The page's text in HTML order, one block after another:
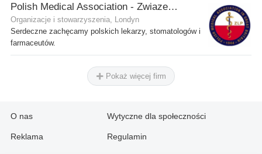
Polish Medical Association - Zwiazek Lekarzy Polskich w Wielkiej Brytanii
Organizacje i stowarzyszenia, Londyn
Serdeczne zachęcamy polskich lekarzy, stomatologów i
farmaceutów.
Pokaż więcej firm
O nas
Reklama
Wytyczne dla społeczności
Regulamin